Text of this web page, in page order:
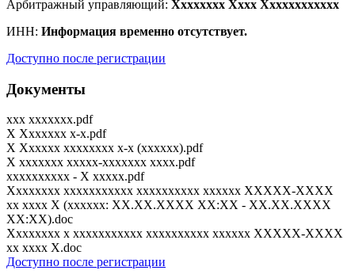
Арбитражный управляющий: Xxxxxxxx Xxxx Xxxxxxxxxxxx
ИНН: Информация временно отсутствует.
Доступно после регистрации
Документы
xxx xxxxxxx.pdf
X Xxxxxxx x-x.pdf
X Xxxxxx xxxxxxxx x-x (xxxxxx).pdf
X xxxxxxx xxxxx-xxxxxxx xxxx.pdf
xxxxxxxxxx - X xxxxx.pdf
Xxxxxxxx xxxxxxxxxxx xxxxxxxxxx xxxxxx XXXXX-XXXX
xx xxxx X (xxxxxx: XX.XX.XXXX XX:XX - XX.XX.XXXX
XX:XX).doc
Xxxxxxxx x xxxxxxxxxxx xxxxxxxxxx xxxxxx XXXXX-XXXX
xx xxxx X.doc
Доступно после регистрации